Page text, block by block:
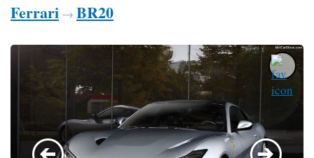
Ferrari → BR20